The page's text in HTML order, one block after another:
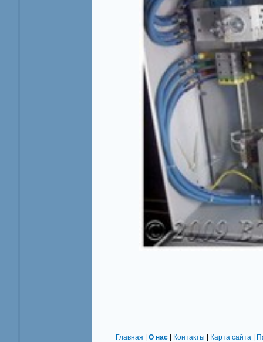
Главная О нас Контакты Карта сайта